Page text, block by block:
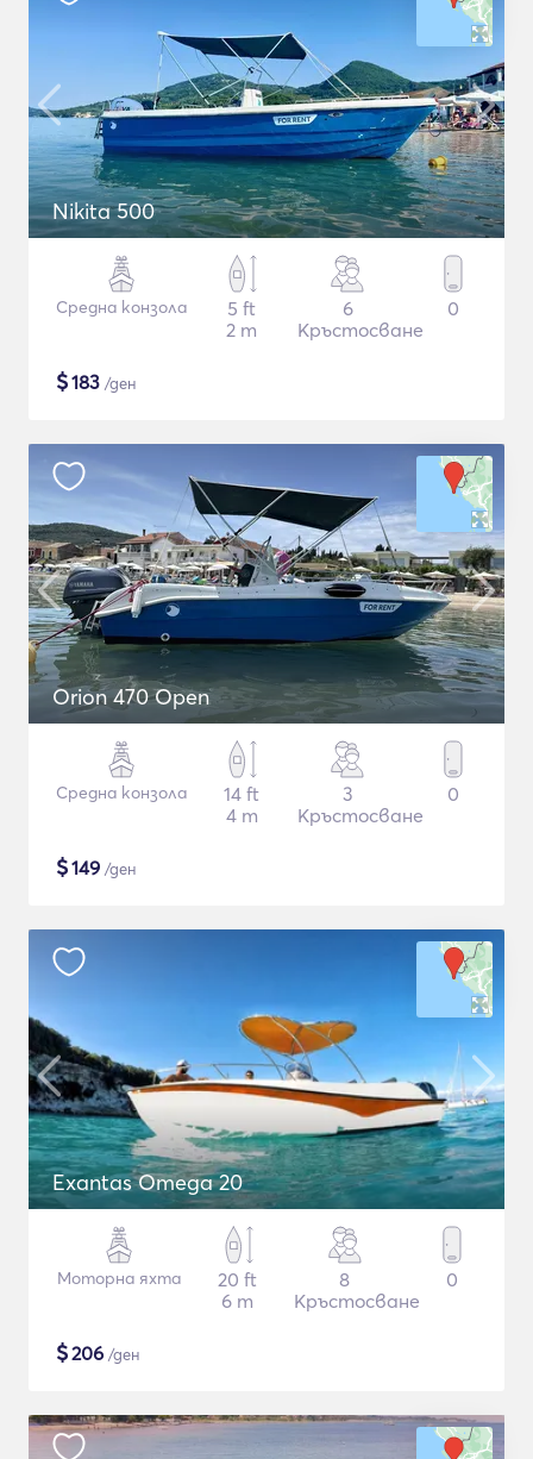
Nikita 500
Средна конзола
5 ft
2 m
6
Кръстосване
0
$183 /ден
Orion 470 Open
Средна конзола
14 ft
4 m
3
Кръстосване
0
$149 /ден
Exantas Omega 20
Моторна яхта
20 ft
6 m
8
Кръстосване
0
$206 /ден